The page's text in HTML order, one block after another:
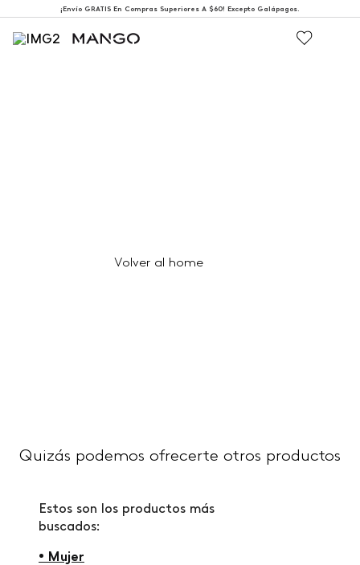
¡Envío GRATIS En Compras Superiores A $60! Excepto Galápagos.
Volver al home
Quizás podemos ofrecerte otros productos
Estos son los productos más
buscados:
• Mujer